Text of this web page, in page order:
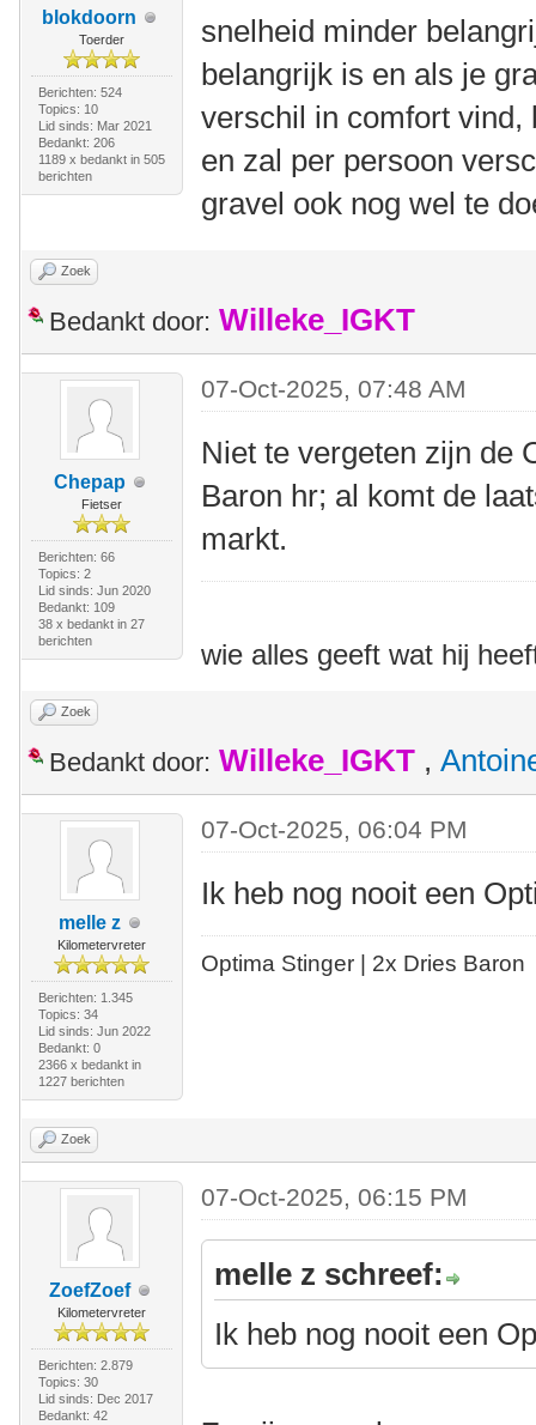
blokdoorn
Toerder
Berichten: 524
Topics: 10
Lid sinds: Mar 2021
Bedankt: 206
1189 x bedankt in 505
berichten
snelheid minder
belangrijk is en als je
verschil in comfort vind,
en zal per persoon
gravel ook nog wel te
Zoek
Bedankt door: Willeke_IGKT
Chepap
Fietser
Berichten: 66
Topics: 2
Lid sinds: Jun 2020
Bedankt: 109
38 x bedankt in 27
berichten
07-Oct-2025, 07:48 AM
Niet te vergeten zijn de
Baron hr; al komt de
markt.
wie alles geeft wat hij
Zoek
Bedankt door: Willeke_IGKT ,
melle z
Kilometervreter
Berichten: 1.345
Topics: 34
Lid sinds: Jun 2022
Bedankt: 0
2366 x bedankt in
1227 berichten
07-Oct-2025, 06:04 PM
Ik heb nog nooit een
Optima Stinger | 2x Dries Baron
Zoek
ZoefZoef
Kilometervreter
Berichten: 2.879
Topics: 30
Lid sinds: Dec 2017
Bedankt: 42
07-Oct-2025, 06:15 PM
melle z schreef:
Ik heb nog nooit een